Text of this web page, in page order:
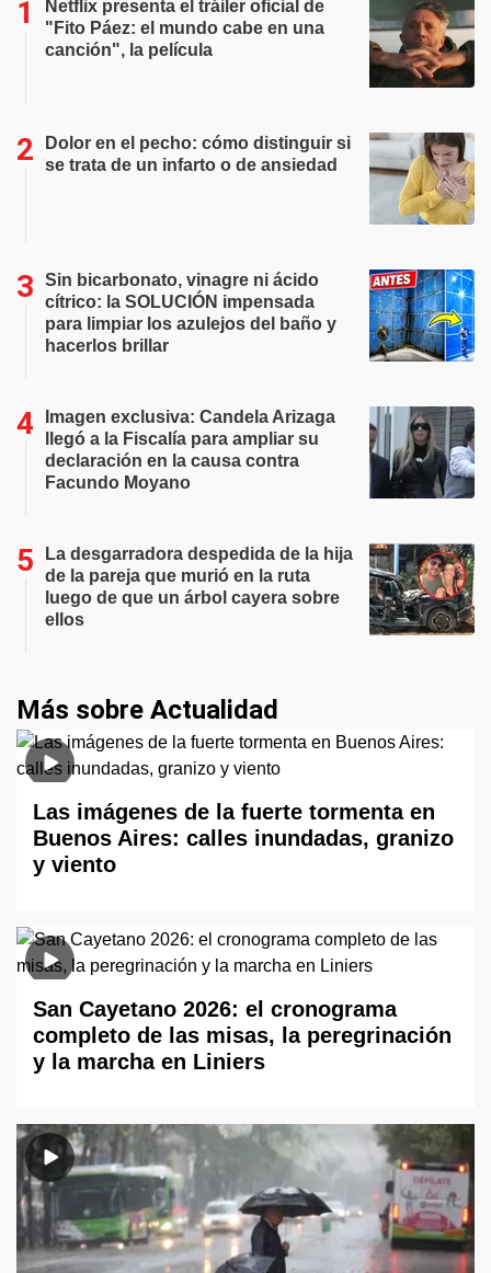
Netflix presenta el tráiler oficial de
"Fito Páez: el mundo cabe en una
canción", la película
Dolor en el pecho: cómo distinguir si
se trata de un infarto o de ansiedad
Sin bicarbonato, vinagre ni ácido
cítrico: la SOLUCIÓN impensada
para limpiar los azulejos del baño y
hacerlos brillar
Imagen exclusiva: Candela Arizaga
llegó a la Fiscalía para ampliar su
declaración en la causa contra
Facundo Moyano
La desgarradora despedida de la hija
de la pareja que murió en la ruta
luego de que un árbol cayera sobre
ellos
Más sobre Actualidad
Las imágenes de la fuerte tormenta en
Buenos Aires: calles inundadas, granizo
y viento
San Cayetano 2026: el cronograma
completo de las misas, la peregrinación
y la marcha en Liniers